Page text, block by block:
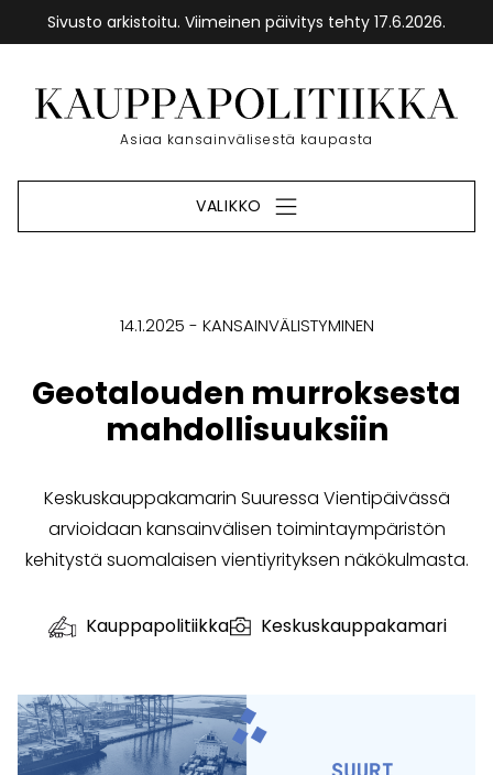
Sivusto arkistoitu. Viimeinen päivitys tehty 17.6.2026.
sisältöön
Etusivu
Asiaa kansainvälisestä kaupasta
VALIKKO
14.1.2025 KANSAINVÄLISTYMINEN
Geotalouden murroksesta
mahdollisuuksiin
Keskuskauppakamarin Suuressa Vientipäivässä
arvioidaan kansainvälisen toimintaympäristön
kehitystä suomalaisen vientiyrityksen näkökulmasta.
Kauppapolitiikka Keskuskauppakamari